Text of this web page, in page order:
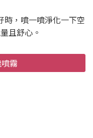
時，噴一噴淨化一下空
且舒心。
霧